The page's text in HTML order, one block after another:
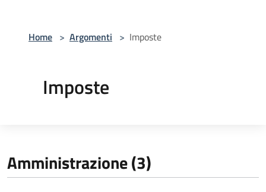
Home > Argomenti > Imposte
Imposte
Amministrazione (3)